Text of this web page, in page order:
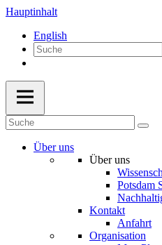
Hauptinhalt
English
Über uns
Über uns
Potsdam
Kontakt
Anfahrt
Organisation